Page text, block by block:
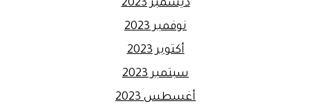
ديسمبر 2023
نوفمبر 2023
أكتوبر 2023
سبتمبر 2023
أغسطس 2023